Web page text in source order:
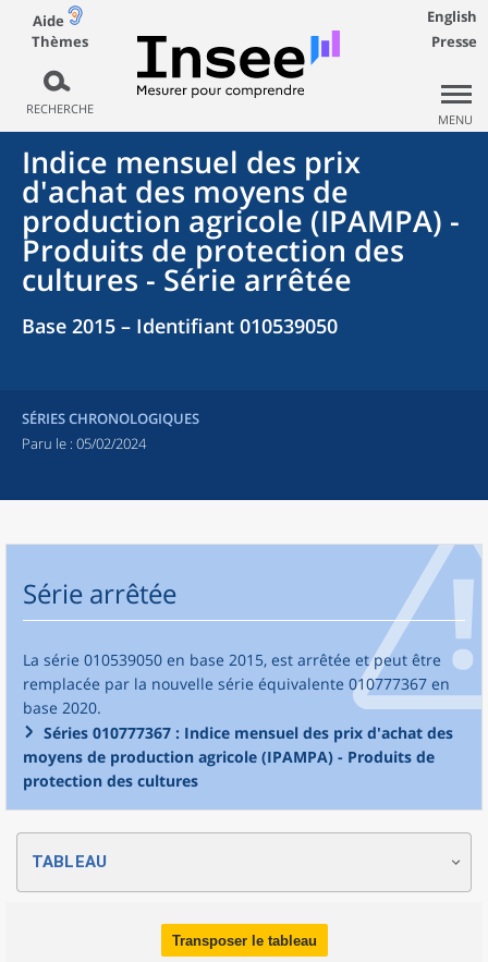
Aide
Thèmes
RECHERCHE
English
Presse
MENU
Indice mensuel des prix
d'achat des moyens de
production agricole (IPAMPA) -
Produits de protection des
cultures - Série arrêtée
Base 2015 – Identifiant 010539050
SÉRIES CHRONOLOGIQUES
Paru le : 05/02/2024
Série arrêtée
La série 010539050 en base 2015, est arrêtée et peut être
remplacée par la nouvelle série équivalente 010777367 en
base 2020.
Séries 010777367 : Indice mensuel des prix d'achat des
moyens de production agricole (IPAMPA) - Produits de
protection des cultures
TABLEAU
Transposer le tableau